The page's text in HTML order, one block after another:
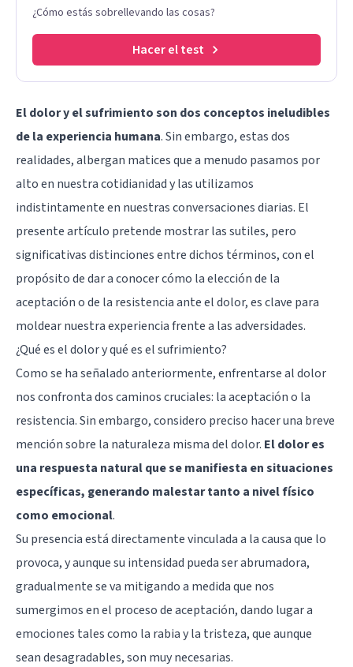
¿Cómo estás sobrellevando las cosas?
Hacer el test
El dolor y el sufrimiento son dos conceptos ineludibles
de la experiencia humana. Sin embargo, estas dos
realidades, albergan matices que a menudo pasamos por
alto en nuestra cotidianidad y las utilizamos
indistintamente en nuestras conversaciones diarias. El
presente artículo pretende mostrar las sutiles, pero
significativas distinciones entre dichos términos, con el
propósito de dar a conocer cómo la elección de la
aceptación o de la resistencia ante el dolor, es clave para
moldear nuestra experiencia frente a las adversidades.
¿Qué es el dolor y qué es el sufrimiento?
Como se ha señalado anteriormente, enfrentarse al dolor
nos confronta dos caminos cruciales: la aceptación o la
resistencia. Sin embargo, considero preciso hacer una breve
mención sobre la naturaleza misma del dolor. El dolor es
una respuesta natural que se manifiesta en situaciones
específicas, generando malestar tanto a nivel físico
como emocional.
Su presencia está directamente vinculada a la causa que lo
provoca, y aunque su intensidad pueda ser abrumadora,
gradualmente se va mitigando a medida que nos
sumergimos en el proceso de aceptación, dando lugar a
emociones tales como la rabia y la tristeza, que aunque
sean desagradables, son muy necesarias.